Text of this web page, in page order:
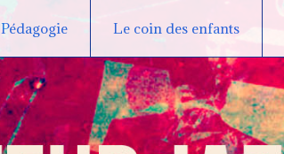
Pédagogie Le coin des enfants